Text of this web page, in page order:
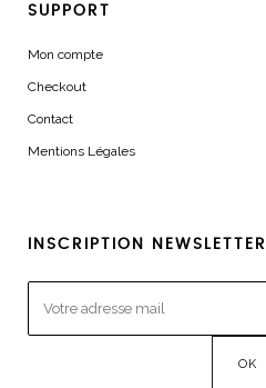
SUPPORT
Mon compte
Checkout
Contact
Mentions Légales
INSCRIPTION NEWSLETTER